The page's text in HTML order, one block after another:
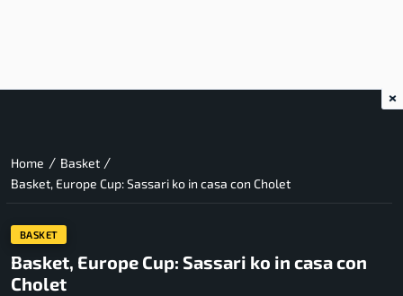
Home / Basket /
Basket, Europe Cup: Sassari ko in casa con Cholet
BASKET
Basket, Europe Cup: Sassari ko in casa con
Cholet
×